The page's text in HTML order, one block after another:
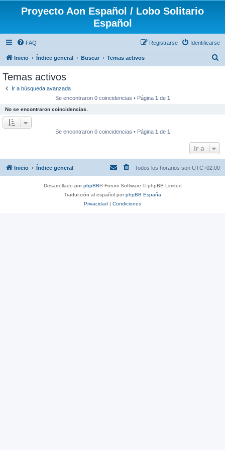
Proyecto Aon Español / Lobo Solitario
Español
FAQ Identificarse
Registrarse
Inicio Índice general Buscar Temas activos
Temas activos
Ir a búsqueda avanzada
Se encontraron 0 coincidencias • Página 1 de 1
No se encontraron coincidencias.
Se encontraron 0 coincidencias • Página 1 de 1
Ir a
Inicio Índice general Todos los horarios son UTC+02:00
Desarrollado porphpBB® Forum Software © phpBB Limited
Traducción al español porphpBB España
Privacidad | Condiciones